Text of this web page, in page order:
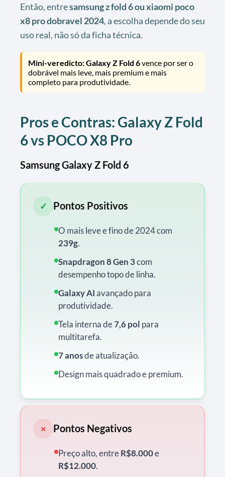
Então, entresamsung z fold 6 ou xiaomi poco
x8 pro dobravel 2024, a escolha depende do seu
uso real, não só da ficha técnica.
Mini-veredicto:Galaxy Z Fold 6vence por ser o
dobrável mais leve, mais premium e mais
completo para produtividade.
Pros e Contras: Galaxy Z Fold
6 vs POCO X8 Pro
Samsung Galaxy Z Fold 6
✓ Pontos Positivos
O mais leve e fino de 2024 com
239g.
Snapdragon 8 Gen 3com
desempenho topo de linha.
Galaxy AIavançado para
produtividade.
Tela interna de7,6 pol para
multitarefa.
7 anosde atualização.
Design mais quadrado e premium.
× Pontos Negativos
Preço alto, entreR$8.000e
R$12.000.